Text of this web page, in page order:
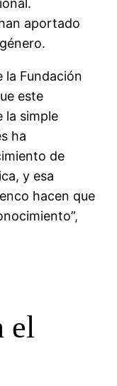
aportado
la Fundación
este
la simple
ha
de
y esa
hacen que
el